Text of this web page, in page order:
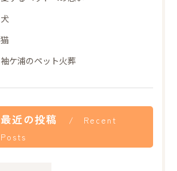
犬
猫
袖ケ浦のペット火葬
最近の投稿
Recent
Posts